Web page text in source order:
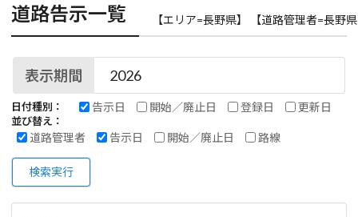
道路告示一覧 【エリア=長野県】 【道路管理者=長野
表示期間
日付種別： 告示日 開始／廃止日 登録日 更新日
並び替え：
道路管理者 告示日 開始／廃止日 路線
検索実行